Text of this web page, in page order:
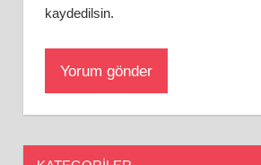
kaydedilsin.